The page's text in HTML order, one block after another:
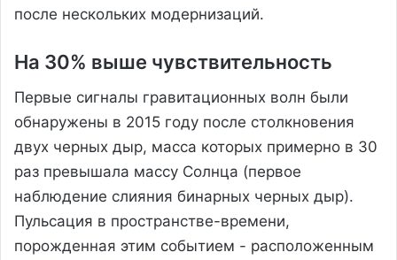
после нескольких модернизаций.
На 30% выше чувствительность
Первые сигналы гравитационных волн были
обнаружены в 2015 году после столкновения
двух черных дыр, масса которых примерно в 30
раз превышала массу Солнца (первое
наблюдение слияния бинарных черных дыр).
Пульсация в пространстве-времени,
порожденная этим событием - расположенным